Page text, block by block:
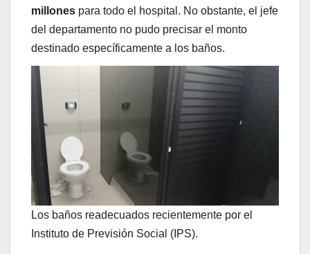
millones para todo el hospital. No obstante, el jefe
del departamento no pudo precisar el monto
destinado específicamente a los baños.
Los baños readecuados recientemente por el
Instituto de Previsión Social (IPS).